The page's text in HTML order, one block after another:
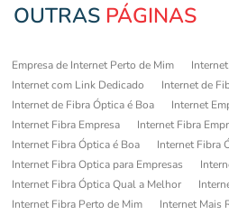
OUTRAS PÁGINAS
Empresa de Internet Perto de Mim
Internet com Link Dedicado
Internet de
Internet de Fibra Óptica é Boa
Internet
Internet Fibra Empresa
Internet Fibra
Internet Fibra Óptica é Boa
Internet Fibra
Internet Fibra Optica para Empresas
Internet Fibra Óptica Qual a Melhor
Internet Fibra Perto de Mim
Internet Mais